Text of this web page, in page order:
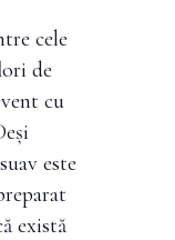
cele
de
cu
este
există